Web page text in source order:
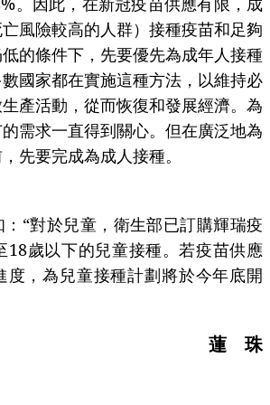
風險較高的人群）接種疫苗和足夠
的條件下，先要優先為成年人接種
國家都在實施這種方法，以維持必
產活動，從而恢復和發展經濟。為
需求一直得到關心。但在廣泛地為
先要完成為成人接種。
“對於兒童，衛生部已訂購輝瑞疫
18歲以下的兒童接種。若疫苗供應
度，為兒童接種計劃將於今年底開
蓮 珠